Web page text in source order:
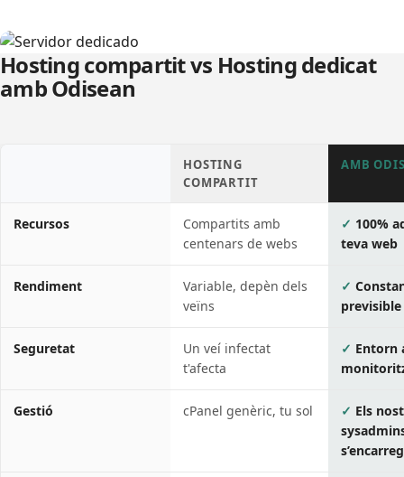
Image
Hosting compartit vs Hosting dedicat
amb Odisean
HOSTING
COMPARTIT
AMB
Recursos
Compartits amb
centenars de webs
100%
teva web
Rendiment
Variable, depèn dels
veïns
previsible
Seguretat
Un veí infectat
t'afecta
Entorn
Gestió cPanel genèric, tu sol
Els